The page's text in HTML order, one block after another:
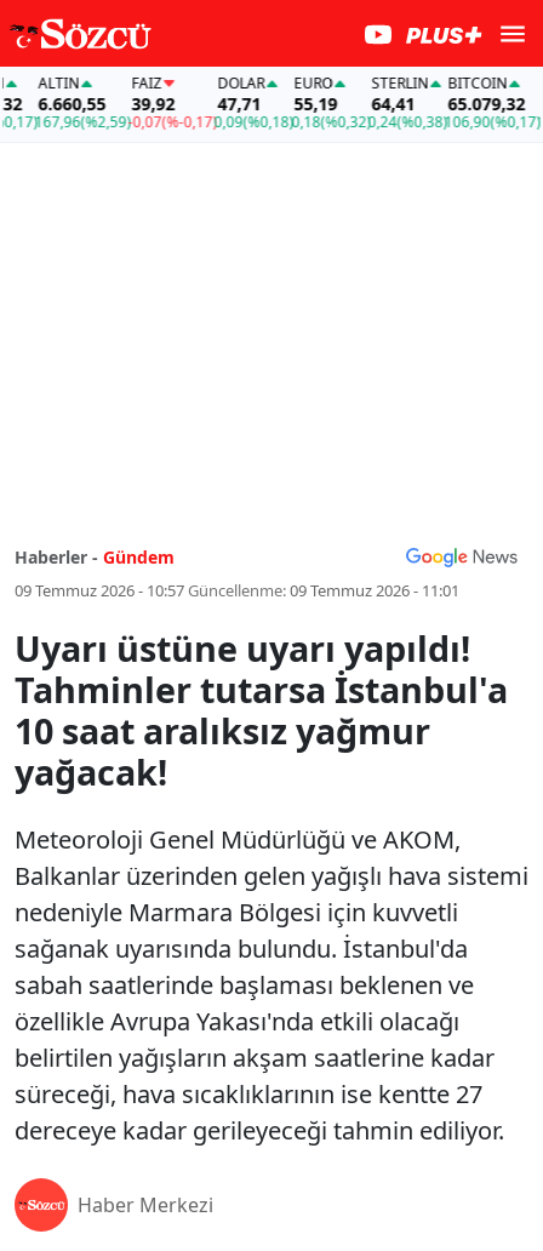
ALTIN
6.660,55
167,96(%2,59)
FAİZ
39,92
-0,07(%-0,17)
DOLAR
47,71
0,09(%0,18)
EURO
55,19
0,18(%0,32)
STERLIN
64,41
0,24(%0,38)
BITCOIN
65.079,32
106,90(%0,17)
Haberler - Gündem
09 Temmuz 2026 - 10:57Güncellenme:09 Temmuz 2026 - 11:01
Uyarı üstüne uyarı yapıldı!
Tahminler tutarsa İstanbul'a
10 saat aralıksız yağmur
yağacak!
Meteoroloji Genel Müdürlüğü ve AKOM,
Balkanlar üzerinden gelen yağışlı hava sistemi
nedeniyle Marmara Bölgesi için kuvvetli
sağanak uyarısında bulundu. İstanbul'da
sabah saatlerinde başlaması beklenen ve
özellikle Avrupa Yakası'nda etkili olacağı
belirtilen yağışların akşam saatlerine kadar
süreceği, hava sıcaklıklarının ise kentte 27
dereceye kadar gerileyeceği tahmin ediliyor.
Haber Merkezi